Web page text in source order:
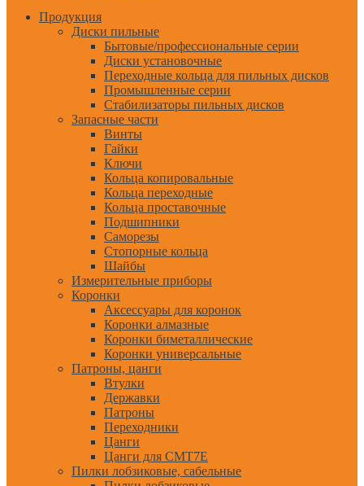
Продукция
Диски пильные
Бытовые/профессиональные серии
Диски установочные
Переходные кольца для пильных дисков
Промышленные серии
Стабилизаторы пильных дисков
Запасные части
Винты
Гайки
Ключи
Кольца копировальные
Кольца переходные
Кольца проставочные
Подшипники
Саморезы
Стопорные кольца
Шайбы
Измерительные приборы
Коронки
Аксессуары для коронок
Коронки алмазные
Коронки биметаллические
Коронки универсальные
Патроны, цанги
Втулки
Державки
Патроны
Переходники
Цанги
Цанги для CMT7E
Пилки лобзиковые, сабельные